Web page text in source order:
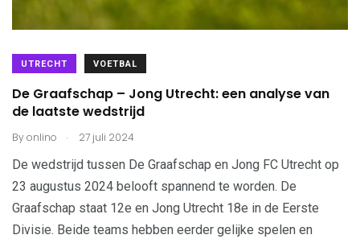
UTRECHT VOETBAL
De Graafschap – Jong Utrecht: een analyse van
de laatste wedstrijd
Byonlino . 27 juli 2024
De wedstrijd tussen De Graafschap en Jong FC Utrecht op
23 augustus 2024 belooft spannend te worden. De
Graafschap staat 12e en Jong Utrecht 18e in de Eerste
Divisie. Beide teams hebben eerder gelijke spelen en